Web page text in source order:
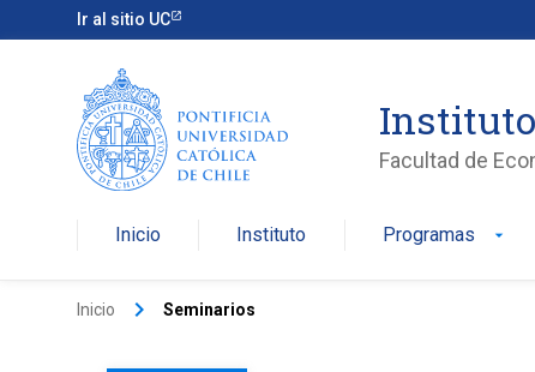
Ir al sitio UC
Facultad de
Inicio Instituto Programas arrow_drop_down
Inicio keyboard_arrow_right Seminarios